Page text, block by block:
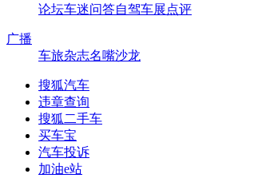
论坛车迷问答自驾车展点评
广播
车旅杂志名嘴沙龙
搜狐汽车
违章查询
搜狐二手车
买车宝
汽车投诉
加油e站